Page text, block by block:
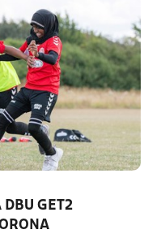
DBU GET2